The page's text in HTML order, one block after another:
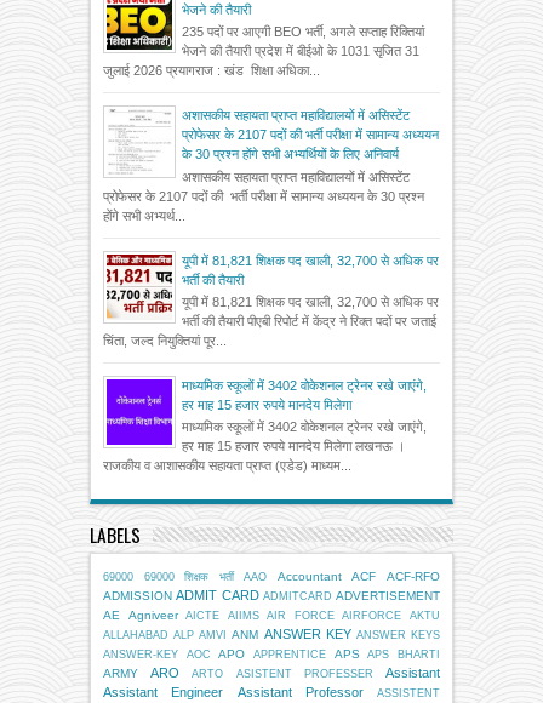
भेजने की तैयारी
235 पदों पर आएगी BEO भर्ती, अगले सप्ताह रिक्तियां
भेजने की तैयारी प्रदेश में बीईओ के 1031 सृजित 31
जुलाई 2026 प्रयागराज : खंड शिक्षा अधिका...
अशासकीय सहायता प्राप्त महाविद्यालयों में असिस्टेंट
प्रोफेसर के 2107 पदों की भर्ती परीक्षा में सामान्य अध्ययन
के 30 प्रश्न होंगे सभी अभ्यर्थियों के लिए अनिवार्य
अशासकीय सहायता प्राप्त महाविद्यालयों में असिस्टेंट
प्रोफेसर के 2107 पदों की भर्ती परीक्षा में सामान्य अध्ययन के 30 प्रश्न
होंगे सभी अभ्यर्थ...
यूपी में 81,821 शिक्षक पद खाली, 32,700 से अधिक पर
भर्ती की तैयारी
यूपी में 81,821 शिक्षक पद खाली, 32,700 से अधिक पर
भर्ती की तैयारी पीएबी रिपोर्ट में केंद्र ने रिक्त पदों पर जताई
चिंता, जल्द नियुक्तियां पूर...
माध्यमिक स्कूलों में 3402 वोकेशनल ट्रेनर रखे जाएंगे,
हर माह 15 हजार रुपये मानदेय मिलेगा
माध्यमिक स्कूलों में 3402 वोकेशनल ट्रेनर रखे जाएंगे,
हर माह 15 हजार रुपये मानदेय मिलेगा लखनऊ ।
राजकीय व आशासकीय सहायता प्राप्त (एडेड) माध्यम...
LABELS
69000 69000 शिक्षक भर्ती AAO Accountant ACF
ACF-RFO
ADMISSION ADMIT CARD ADMITCARD ADVERTISEMENT
AE
Agniveer AICTE AIIMS AIR FORCE AIRFORCE
AKTU
ALLAHABAD ALP AMVI ANM ANSWER KEY ANSWER KEYS
ANSWER-KEY
AOC APO APPRENTICE APS APS BHARTI
ARMY ARO ARTO ASISTENT PROFESSER
Assistant
Assistant Engineer
Assistant Professor
ASSISTENT